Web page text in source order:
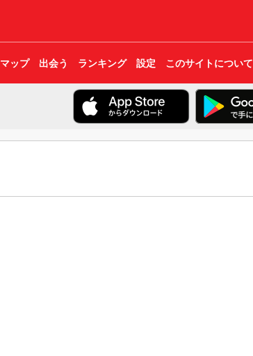
マップ 出会う ランキング 設定 このサイトについて